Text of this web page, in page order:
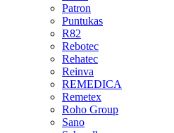
Patron
Puntukas
R82
Rebotec
Rehatec
Reinva
REMEDICA
Remetex
Roho Group
Sano